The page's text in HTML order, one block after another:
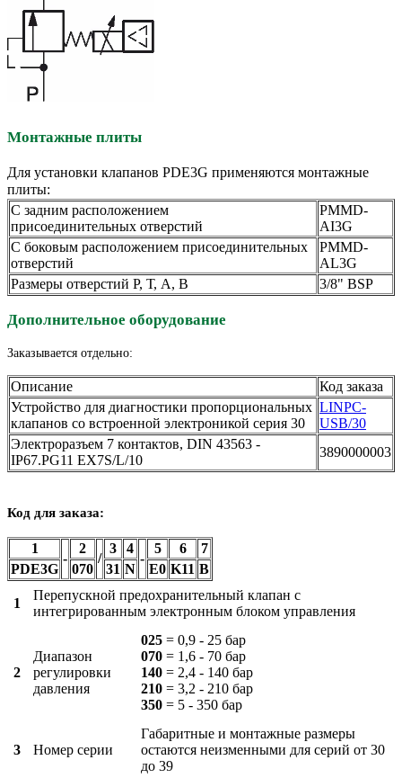
Монтажные плиты
Для установки клапанов PDE3G применяются монтажные
плиты:
С задним расположением
присоединительных отверстий
PMMD-
AI3G
С боковым расположением присоединительных
отверстий
PMMD-
AL3G
Размеры отверстий Р, Т, А, В
3/8" BSP
Дополнительное оборудование
Заказывается отдельно:
Описание
Код заказа
Устройство для диагностики пропорциональных
клапанов со встроенной электроникой серия 30
LINPC-
USB/30
Электроразъем 7 контактов, DIN 43563 -
IP67.PG11 EX7S/L/10
3890000003
Код для заказа:
1
-
2
/
3 4
-
5 6
7
PDE3G
070 31 N Е0 K11 В
1
Перепускной предохранительный клапан с
интегрированным электронным блоком управления
2
Диапазон
регулировки
давления
025 = 0,9 - 25 бар
070 = 1,6 - 70 бар
140 = 2,4 - 140 бар
210 = 3,2 - 210 бар
350 = 5 - 350 бар
3 Номер серии
Габаритные и монтажные размеры
остаются неизменными для серий от 30
до 39